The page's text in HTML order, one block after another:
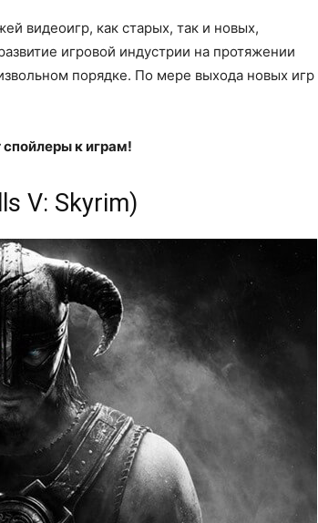
видеоигр, как старых, так и новых,
игровой индустрии на протяжении
порядке. По мере выхода новых игр
к играм!
V: Skyrim)